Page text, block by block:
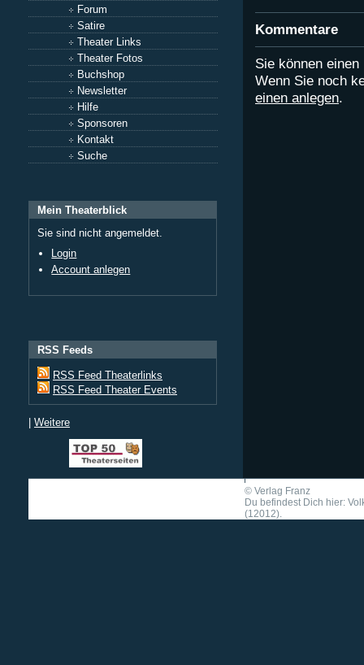
Forum
Satire
Theater Links
Theater Fotos
Buchshop
Newsletter
Hilfe
Sponsoren
Kontakt
Suche
Mein Theaterblick
Sie sind nicht angemeldet.
Login
Account anlegen
RSS Feeds
RSS Feed Theaterlinks
RSS Feed Theater Events
| Weitere
Kommentare
Sie können
Wenn Sie noch
einen anlegen.
© Verlag Franz
Du befindest Dich hier:
(12012).